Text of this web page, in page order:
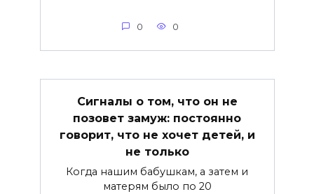
0 0
Сигналы о том, что он не
позовет замуж: постоянно
говорит, что не хочет детей, и
не только
Когда нашим бабушкам, а затем и
матерям было по 20